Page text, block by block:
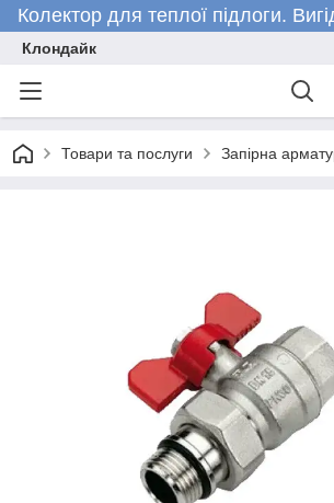
Колектор для теплої підлоги.
Клондайк
Товари та послуги Запірна